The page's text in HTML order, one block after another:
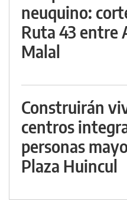
neuquino:
Ruta 43 entre
Malal
Construirán
centros
personas
Plaza Huincul